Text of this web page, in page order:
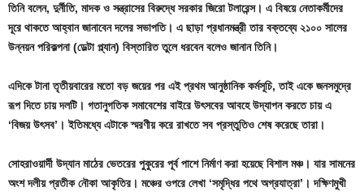
তিনি বলেন, দুর্নীতি, মাদক ও সন্ত্রাসের বিরুদ্ধে সরকার জিরো টলারেন্স। এ বিষয়ে নেতাকর্মীদের
দূরে থাকতে আহ্বান জানাবেন দলের সভাপতি। এ ছাড়া প্রধানমন্ত্রী তার বক্তব্যে ২১০০ সালের
উন্নয়ন পরিকল্পনা (ডেল্টা প্ল্যান) বিস্তারিত তুলে ধরবেন বলেও জানান তিনি।
এদিকে টানা তৃতীয়বারের মতো বড় জয়ের পর এই প্রথম আনুষ্ঠানিক কর্মসূচি, তাই একে জনসমুদ্রে
রূপ দিতে চায় দলটি। গতানুগতিক সমাবেশের বাইরে উৎসবের আবহে উদ্যাপন করতে চায় এ
‘বিজয় উৎসব’। ইতিমধ্যে এটাকে স্মরণীয় করে রাখতে সব প্রস্তুতিও শেষ করেছে তারা।
সোহরাওয়ার্দী উদ্যান মাঠের ভেতরের পুকুরের পূর্ব পাশে নির্মাণ করা হয়েছে বিশাল মঞ্চ। যার সামনের
অংশ দলীয় প্রতীক নৌকা আকৃতির। মঞ্চের ওপরে লেখা ‘সমৃদ্ধির পথে অগ্রযাত্রা’। দক্ষিণমুখী